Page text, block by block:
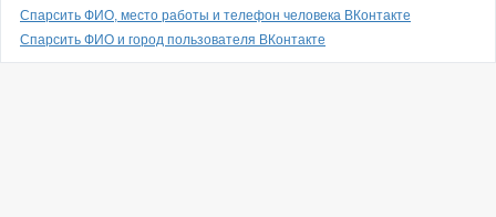
Спарсить ФИО, место работы и телефон человека ВКонтакте
Спарсить ФИО и город пользователя ВКонтакте